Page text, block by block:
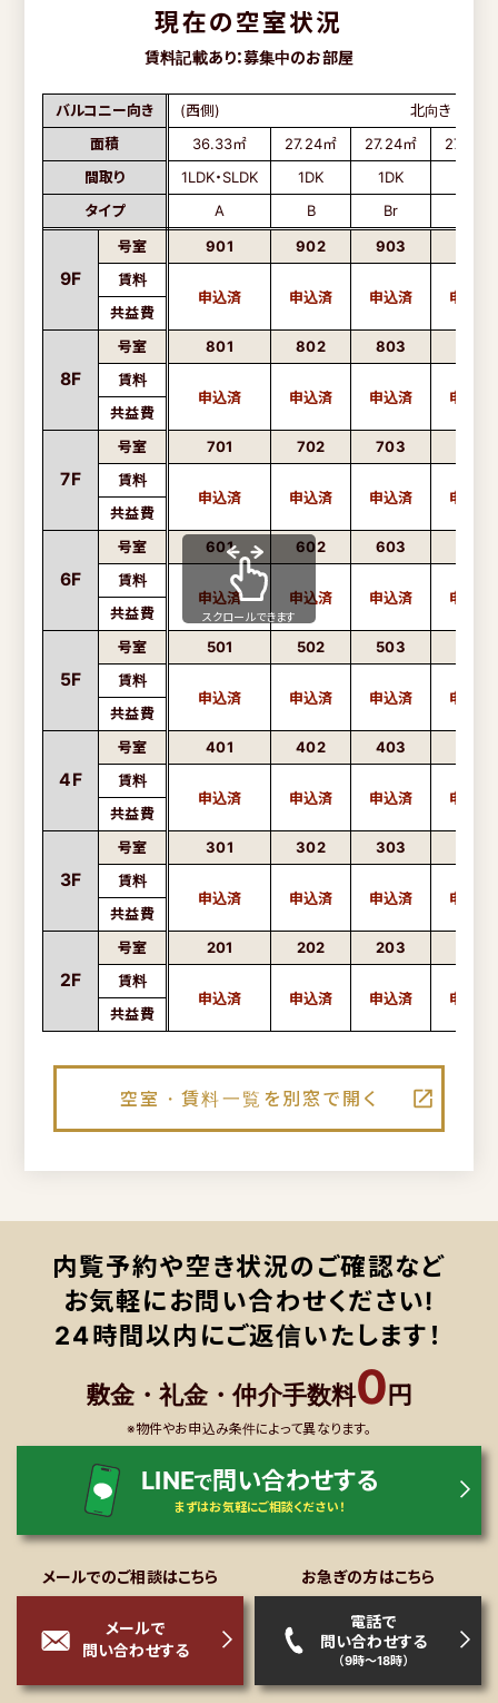
現在の空室状況
賃料記載あり：募集中のお部屋
バルコニー向き (西側)
北向き
面積
36.33㎡ 27.24㎡ 27.24㎡
27.24㎡
間取り
1LDK・SLDK 1DK 1DK
タイプ
A B Br
9F
号室 901 902 903
賃料
共益費
8F
号室 801 802 803
賃料
共益費
7F
号室 701 702 703
賃料
共益費
6F
号室 601 602 603
賃料
共益費
5F
号室 501 502 503
賃料
共益費
4F
号室 401 402 403
賃料
共益費
3F
号室 301 302 303
賃料
共益費
2F
号室 201 202 203
賃料
共益費
スクロールできます
空室・賃料一覧を別窓で開く
内覧予約や空き状況のご確認など
お気軽にお問い合わせください!
24時間以内にご返信いたします！
敷金・礼金・仲介手数料0円
※物件やお申込み条件によって異なります。
LINEで問い合わせする
まずはお気軽にご相談ください！
メールでのご相談はこちら
メールで
問い合わせする
お急ぎの方はこちら
電話で
問い合わせする
（9時～18時）